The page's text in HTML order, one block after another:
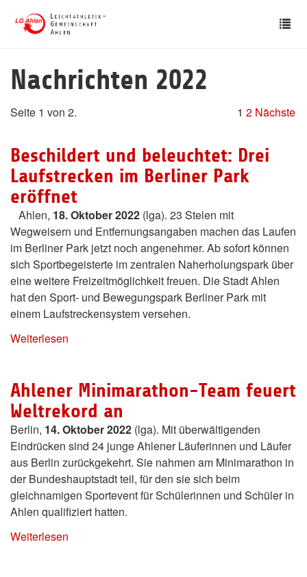
Nachrichten 2022
Seite 1 von 2. 1 2 Nächste
Beschildert und beleuchtet: Drei
Laufstrecken im Berliner Park
eröffnet
Ahlen, 18. Oktober 2022 (lga). 23 Stelen mit
Wegweisern und Entfernungsangaben machen das Laufen
im Berliner Park jetzt noch angenehmer. Ab sofort können
sich Sportbegeisterte im zentralen Naherholungspark über
eine weitere Freizeitmöglichkeit freuen. Die Stadt Ahlen
hat den Sport- und Bewegungspark Berliner Park mit
einem Laufstreckensystem versehen.
Weiterlesen
Ahlener Minimarathon-Team feuert
Weltrekord an
Berlin, 14. Oktober 2022 (lga). Mit überwältigenden
Eindrücken sind 24 junge Ahlener Läuferinnen und Läufer
aus Berlin zurückgekehrt. Sie nahmen am Minimarathon in
der Bundeshauptstadt teil, für den sie sich beim
gleichnamigen Sportevent für Schülerinnen und Schüler in
Ahlen qualifiziert hatten.
Weiterlesen